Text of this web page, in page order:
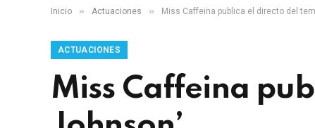
Inicio » Actuaciones » Miss Caffeina publica el directo del
ACTUACIONES
Miss Caffeina